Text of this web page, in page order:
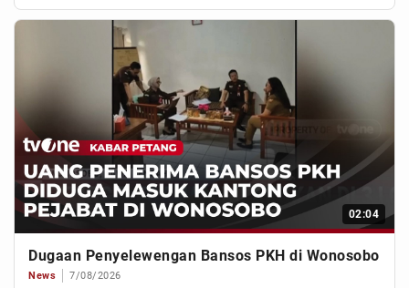
02:04
Dugaan Penyelewengan Bansos PKH di Wonosobo
News 7/08/2026